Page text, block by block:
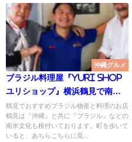
沖縄グルメ
ブラジル料理屋『Yuri Shop
ユリショップ』横浜鶴見で南米
気分を味わう！
鶴見でおすすめブラジル物産と料理のお店
鶴見は『沖縄』と共に『ブラジル』などの
南米文化も根付いております。町を歩いて
いると、あちらこちらに見...